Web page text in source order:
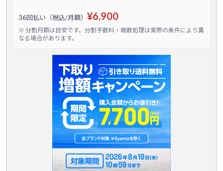
36回払い（税込/月額） ¥6,900
※ 分割月額は目安です。分割手数料・端数処理は実際の条件により異
なる場合があります。